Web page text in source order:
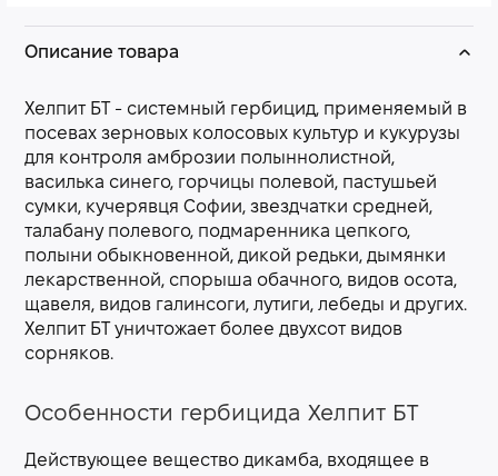
Описание товара
Хелпит БТ - системный гербицид, применяемый в
посевах зерновых колосовых культур и кукурузы
для контроля амброзии полыннолистной,
василька синего, горчицы полевой, пастушьей
сумки, кучерявця Софии, звездчатки средней,
талабану полевого, подмаренника цепкого,
полыни обыкновенной, дикой редьки, дымянки
лекарственной, спорыша обачного, видов осота,
щавеля, видов галинсоги, лутиги, лебеды и других.
Хелпит БТ уничтожает более двухсот видов
сорняков.
Особенности гербицида Хелпит БТ
Действующее вещество дикамба, входящее в